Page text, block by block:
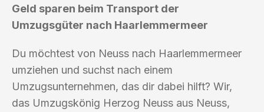
Geld sparen beim Transport der
Umzugsgüter nach Haarlemmermeer
Du möchtest von Neuss nach Haarlemmermeer
umziehen und suchst nach einem
Umzugsunternehmen, das dir dabei hilft? Wir,
das Umzugskönig Herzog Neuss aus Neuss,